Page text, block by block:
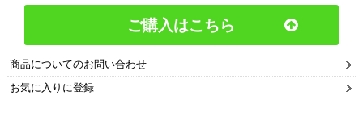
ご購入はこちら
商品についてのお問い合わせ
お気に入りに登録